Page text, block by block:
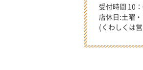
受付時間 10
店休日:土曜
(くわしくは